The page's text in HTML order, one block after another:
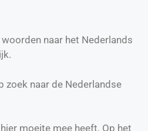
naar het Nederlands
zoek naar de Nederlandse
moeite mee heeft. Op het